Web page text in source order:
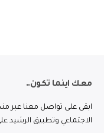
معك اينما تكون..
ابقى على تواصل معنا عبر
الاجتماعي وتطبيق الرشيد